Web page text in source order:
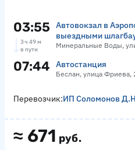
03:55
Автовокзал в
выездными
Минеральные Воды,
3 ч 49 м
в пути
07:44 Автостанция
Беслан, улица Фриева,
≈ 671 руб.
Перевозчик:ИП Соломонов